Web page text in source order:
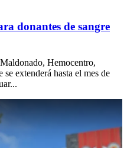
donantes de sangre
Hemocentro,
extenderá hasta el mes de